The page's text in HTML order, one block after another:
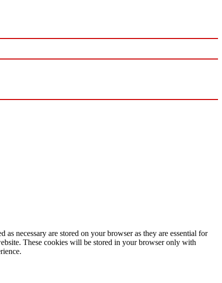
necessary are stored on your browser as they are essential for
These cookies will be stored in your browser only with